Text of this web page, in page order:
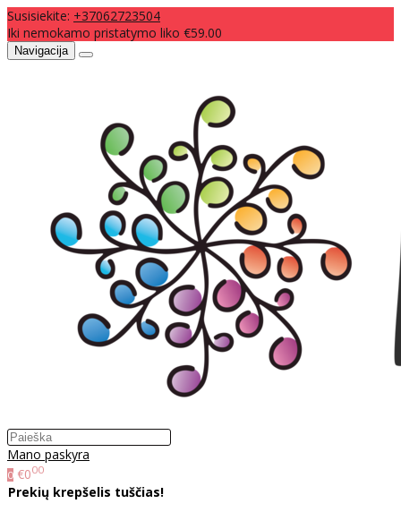
Susisiekite: +37062723504
Iki nemokamo pristatymo liko €59.00
Navigacija
Mano paskyra
0 €000
Prekių krepšelis tuščias!